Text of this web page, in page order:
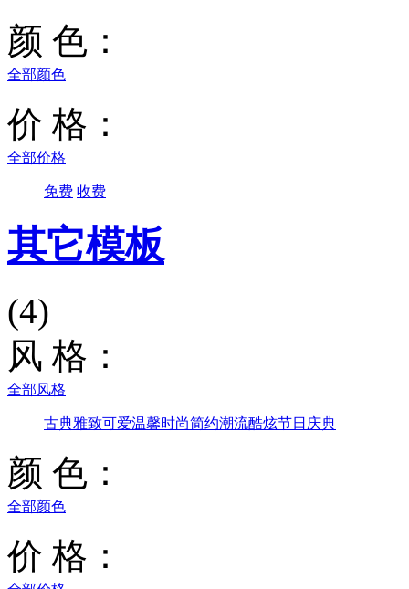
颜 色：
全部颜色
价 格：
全部价格
免费 收费
其它模板
(4)
风 格：
全部风格
古典雅致可爱温馨时尚简约潮流酷炫节日庆典
颜 色：
全部颜色
价 格：